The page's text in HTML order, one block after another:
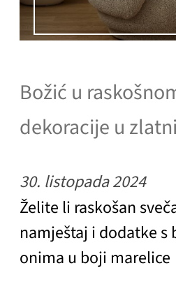
Božić u
dekoracije u
30. listopada 2024
Želite li raskošan
namještaj i dodatke
onima u boji marelice